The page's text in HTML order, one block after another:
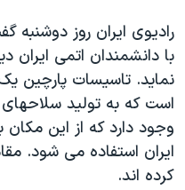
صفحه‌های ویژه
سفر پرزیدنت ترامپ به چین
رادیوی ایران روز دوشنبه
با دانشمندان اتمی ایران
نماید. تاسیسات پارچین
است که به تولید
وجود دارد که از این
ایران استفاده می شود.
کرده اند.